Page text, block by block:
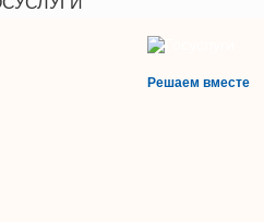
Решаем вместе